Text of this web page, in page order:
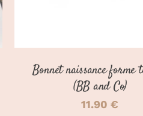
Bonnet naissance forme
(BB and Co)
11.90€